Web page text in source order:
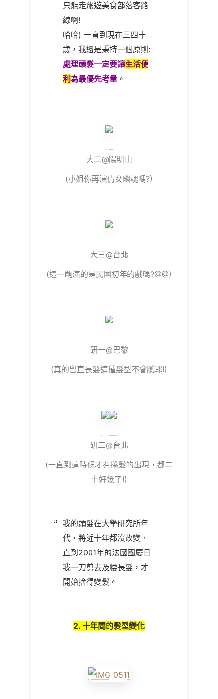
只能走旅遊美食部落客路
線啊!
哈哈) 一直到現在三四十
歲，我還是秉持一個原則:
處理頭髮一定要讓生活便
利 為最優先考量 。
大二@陽明山
(小姐你再演倩女幽魂嗎?)
大三@台北
(這一齣演的是民國初年的戲嗎?@@)
研一@巴黎
(真的留直長髮這種髮型不會膩耶!)
研三@台北
(一直到這時候才有捲髮的出現，都二
十好幾了!)
我的頭髮在大學研究所年
代，將近十年都沒改變，
直到2001年的法國國慶日
我一刀剪去及腰長髮，才
開始捨得變髮。
2. 十年間的髮型變化